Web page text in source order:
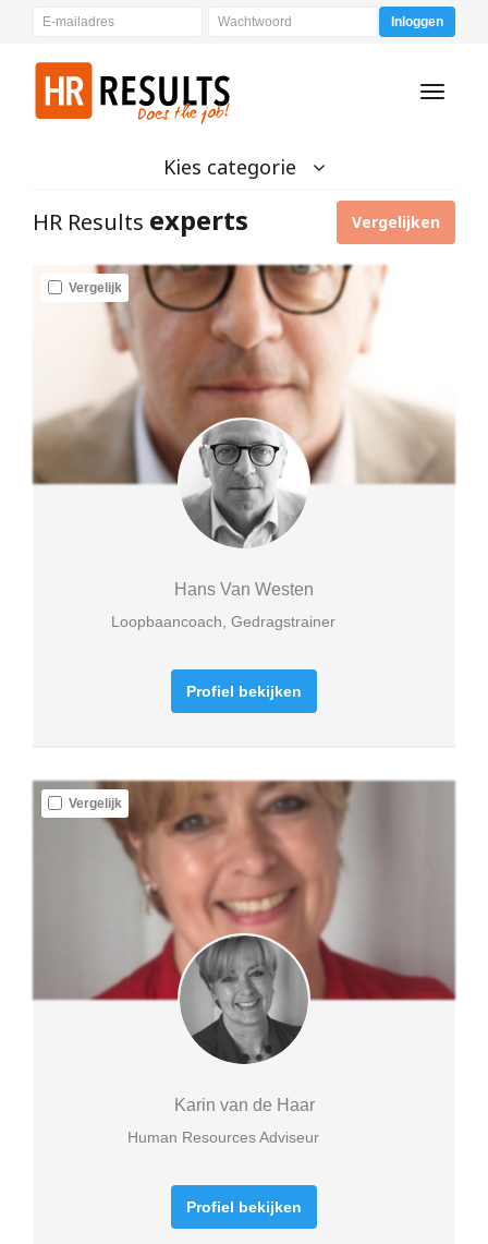
HR Results experts Vergelijken
Kies categorie
Vergelijk
Hans Van Westen
Loopbaancoach, Gedragstrainer
Profiel bekijken
Vergelijk
Karin van de Haar
Human Resources Adviseur
Profiel bekijken
Inloggen
Toggle